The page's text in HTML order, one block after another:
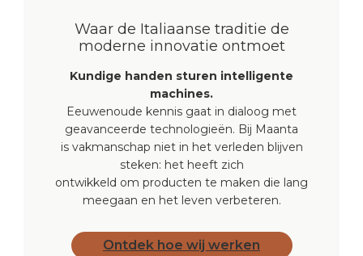
Waar de Italiaanse traditie de
moderne innovatie ontmoet
Kundige handen sturen intelligente
machines.
Eeuwenoude kennis gaat in dialoog met
geavanceerde technologieën. Bij Maanta
is vakmanschap niet in het verleden blijven
steken: het heeft zich
ontwikkeld om producten te maken die lang
meegaan en het leven verbeteren.
Ontdek hoe wij werken